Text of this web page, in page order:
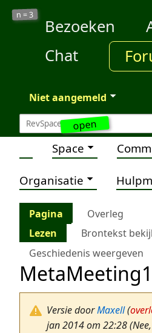
open
n =3
Bezoeken
Chat
Niet aangemeld
Space
Organisatie
Pagina Overleg
Lezen
Brontekst
Geschiedenis weergeven
Versie doorMaxell(
jan 2014 om 22:28